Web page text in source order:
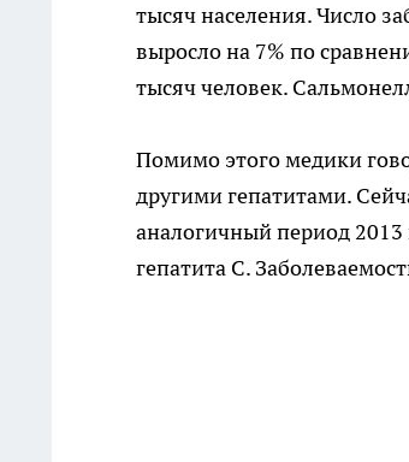
тысяч населения. Число
выросло на 7% по
тысяч человек.
Помимо этого медики
другими гепатитами.
аналогичный период 2013
гепатита С.